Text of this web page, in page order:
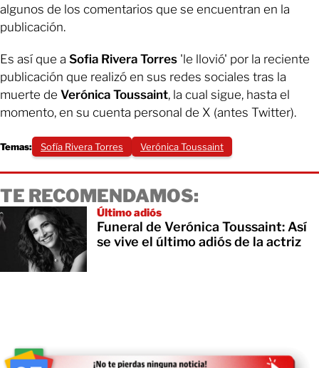
algunos de los comentarios que se encuentran en la
publicación.
Es así que a Sofia Rivera Torres 'le llovió' por la reciente
publicación que realizó en sus redes sociales tras la
muerte de Verónica Toussaint, la cual sigue, hasta el
momento, en su cuenta personal de X (antes Twitter).
Temas: Sofía Rivera Torres Verónica Toussaint
TE RECOMENDAMOS:
Último adiós
Funeral de Verónica Toussaint: Así
se vive el último adiós de la actriz